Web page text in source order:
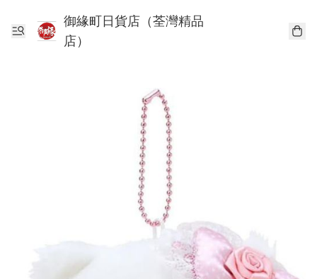
御緣町日貨店（荃灣精品
店）